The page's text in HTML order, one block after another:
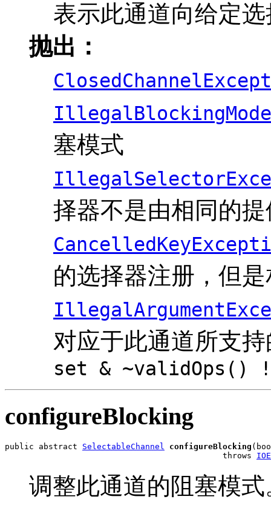
表示此通道向给定
抛出：
塞模式
择器不是由相同的
的选择器注册，但
对应于此通道所支
set & ~validOps()
configureBlocking
public abstract SelectableChannel configureBlocking
                                             throws
调整此通道的阻塞模式